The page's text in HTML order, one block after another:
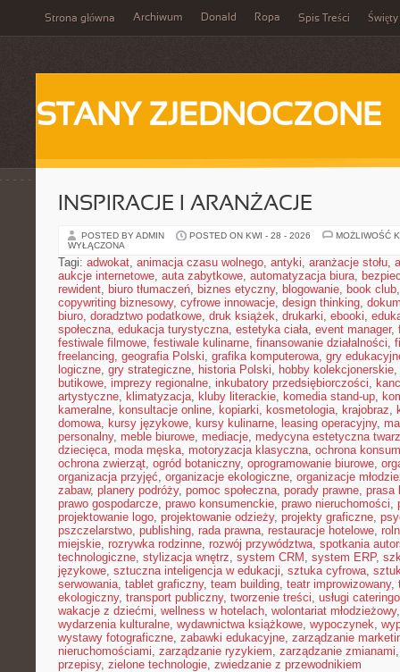
Strona główna Archiwum Donald Ropa Spis Treści Święty
STANY ZJEDNOCZONE
INSPIRACJE I ARANŻACJE
POSTED BY ADMIN POSTED ON KWI - 28 - 2026
MOŻLIWOŚĆ
WYŁĄCZONA
Tagi: adwokat, animacja czasu wolnego, antyki, aranżacje stołu,
aukcje internetowe, auta zabytkowe, automatyzacja biura,
rewident, biuro tłumaczeń, biznes etyczny, blogowanie, book club
copywriting biznesowy, cyfrowe innowacje, design thinking,
biuro, doradztwo podatkowe, druk książek, drukarki, ebooki,
społeczna, edukacja turystyczna, estetyka ciała, event manager,
festiwale filmowe, festiwale kulinarne, finansowanie działalności,
freelancing, geografia Polski, grafika komputerowa, gry
logiczne, gry strategiczne, historia Polski, hobby kolekcjonerskie,
butikowe, imprezy regionalne, inkubatory przedsiębiorczości,
artystyczne, klimatyzacja, kluby literackie, komedia stand-up,
kameralne, konsultacje online, kopiarki, kosmetologia, krajobraz,
domowa, kursy językowe, kursy kulinarne, leasing operacyjny,
personalny, meble biurowe, mediacje, medycyna estetyczna
dziecięca, moda męska, motoryzacja klasyczna, ochrona
ochrona zwierząt, ogród botaniczny, oprogramowanie biurowe,
organizacja przyjęć, organizacje ekologiczne, organizacje
zabaw, planery podróży, pomoc społeczna, porady prawne, prasa
prawo gospodarcze, prawo konsumenckie, prawo nieruchomości,
projektowanie logo, projektowanie odzieży, projekty graficzne,
pszczelarstwo, publishing, rada prawna, restauracje hotelowe,
miejskie, rozrywka rodzinne, rozwój przywództwa, spotkania
technologiczne, stylizacja wnętrz, system CRM , system ERP,
językowe, sztuczna inteligencja w edukacji, sztuka cyfrowa,
serwowania, tablet graficzny, team building, teatr improwizowany,
ekologiczny, transport publiczny, tworzenie treści, usługi
wakacje z dziećmi, wellness w hotelach, wolontariat młodzieżowy
wydarzenia kulturalne, wydawnictwa książkowe, wypoczynek,
wystawy fotograficzne, zabawki edukacyjne, zarządzanie
nieruchomościami, zarządzanie ryzykiem, zarządzanie zmianami
przepisy, zielone technologie, zwiedzanie z przewodnikiem